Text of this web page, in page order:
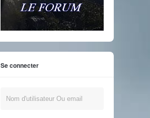
Se connecter